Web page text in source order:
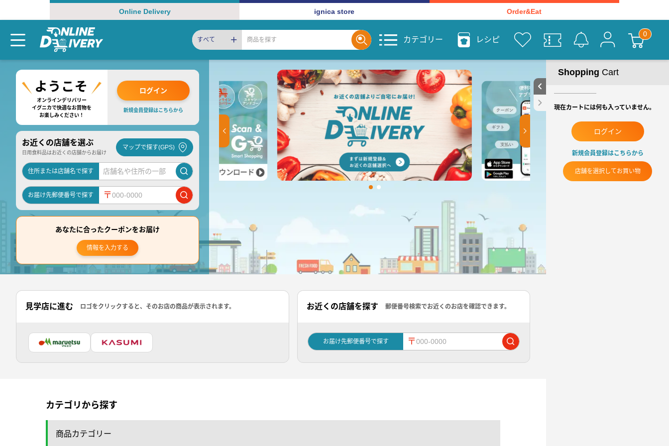
Online Delivery ignica store Order&Eat
すべて カテゴリー レシピ
オンラインデリバリー
イグニカで快適なお買物を
お楽しみください！
ログイン
新規会員登録はこちらから
お近くの店舗を選ぶ
日用食料品はお近くの店舗からお届け
マップで探す(GPS)
住所または店舗名で探す
お届け先郵便番号で探す 〒
あなたに合ったクーポンをお届け
情報を入力する
見学店に進む ロゴをクリックすると、そのお店の商品が表示されます。 お近くの店舗を探す 郵便番号検索でお近くのお店を確認できます。
お届け先郵便番号で探す 〒
カテゴリから探す
商品カテゴリー
Shopping Cart
現在カートには何も入っていません。
ログイン
新規会員登録はこちらから
店舗を選択してお買い物